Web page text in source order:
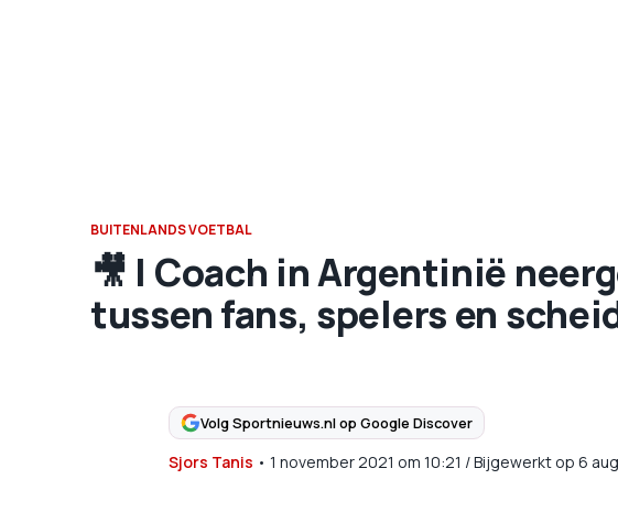
BUITENLANDS VOETBAL
🎥 | Coach in Argentinië
tussen fans, spelers en
Volg Sportnieuws.nl op Google Discover
Sjors Tanis • 1 november 2021 om 10:21 /Bijgewerkt op 6